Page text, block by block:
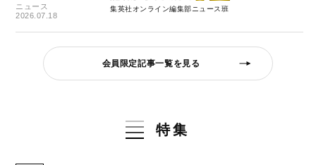
ニュース
2026.07.18
集英社オンライン編集部ニュース班
会員限定記事一覧を見る
特集